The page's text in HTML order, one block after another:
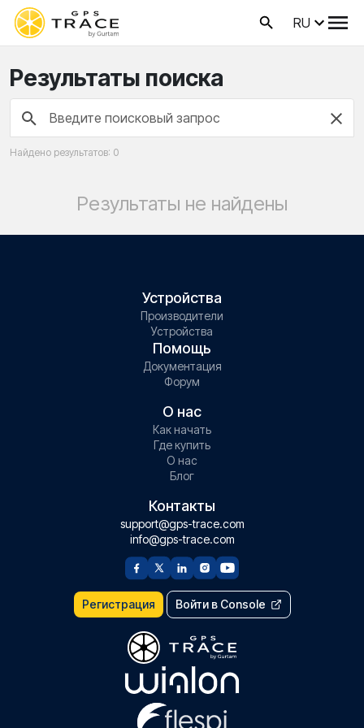
RU
Результаты поиска
Найдено результатов: 0
Результаты не найдены
Устройства
Производители
Устройства
Помощь
Документация
Форум
О нас
Как начать
Где купить
О нас
Блог
Контакты
support@gps-trace.com
info@gps-trace.com
Регистрация Войти в Console